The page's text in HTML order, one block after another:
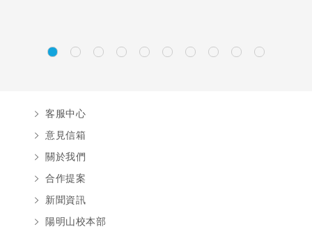
客服中心
意見信箱
關於我們
合作提案
新聞資訊
陽明山校本部